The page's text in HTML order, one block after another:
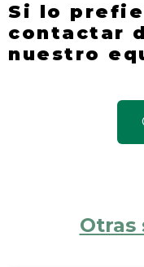
Si lo
contactar
nuestro
Otras